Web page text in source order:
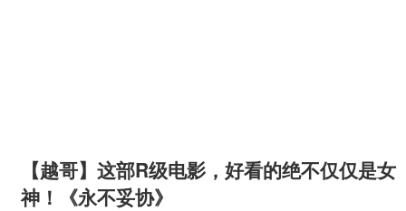
【越哥】这部R级电影，好看的绝不仅仅是女
神！《永不妥协》